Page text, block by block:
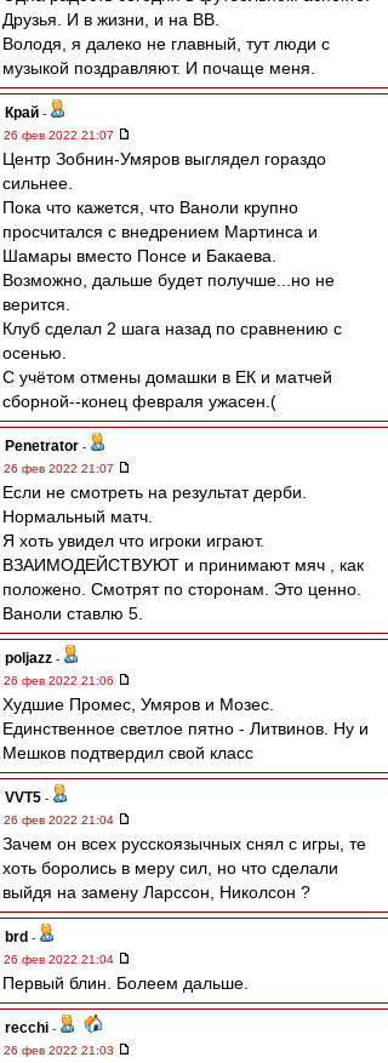
Друзья. И в жизни, и на ВВ.
Володя, я далеко не главный, тут люди с
музыкой поздравляют. И почаще меня.
Край -
26 фев 2022 21:07
Центр Зобнин-Умяров выглядел гораздо
сильнее.
Пока что кажется, что Ваноли крупно
просчитался с внедрением Мартинса и
Шамары вместо Понсе и Бакаева.
Возможно, дальше будет получше...но не
верится.
Клуб сделал 2 шага назад по сравнению с
осенью.
С учётом отмены домашки в ЕК и матчей
сборной--конец февраля ужасен.(
Penetrator -
26 фев 2022 21:07
Если не смотреть на результат дерби.
Нормальный матч.
Я хоть увидел что игроки играют.
ВЗАИМОДЕЙСТВУЮТ и принимают мяч , как
положено. Смотрят по сторонам. Это ценно.
Ваноли ставлю 5.
poljazz -
26 фев 2022 21:06
Худшие Промес, Умяров и Мозес.
Единственное светлое пятно - Литвинов. Ну и
Мешков подтвердил свой класс
VVT5 -
26 фев 2022 21:04
Зачем он всех русскоязычных снял с игры, те
хоть боролись в меру сил, но что сделали
выйдя на замену Ларссон, Николсон ?
brd -
26 фев 2022 21:04
Первый блин. Болеем дальше.
recchi -
26 фев 2022 21:03